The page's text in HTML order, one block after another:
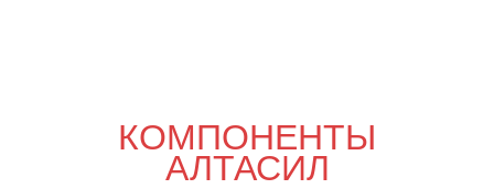
КОМПОНЕНТЫ
АЛТАСИЛ